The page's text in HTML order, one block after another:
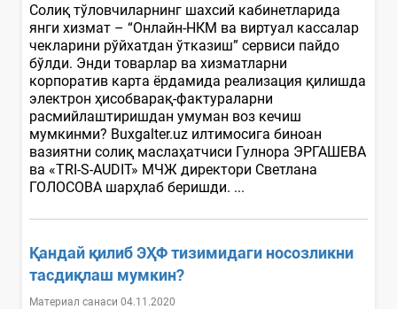
Солиқ тўловчиларнинг шахсий кабинетларида
янги хизмат – “Онлайн-НКМ ва виртуал кассалар
чекларини рўйхатдан ўтказиш” сервиси пайдо
бўлди. Энди товарлар ва хизматларни
корпоратив карта ёрдамида реализация қилишда
электрон ҳисобварақ-фактураларни
расмийлаштиришдан умуман воз кечиш
мумкинми? Buxgalter.uz илтимосига биноан
вазиятни солиқ маслаҳатчиси Гулнора ЭРГАШЕВА
ва «TRI-S-AUDIT» МЧЖ директори Светлана
ГОЛОСОВА шарҳлаб беришди. ...
Қандай қилиб ЭҲФ тизимидаги носозликни
тасдиқлаш мумкин?
Материал санаси 04.11.2020